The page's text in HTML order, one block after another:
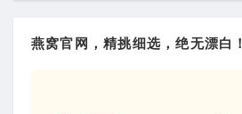
燕窝官网，精挑细选，绝无漂白！